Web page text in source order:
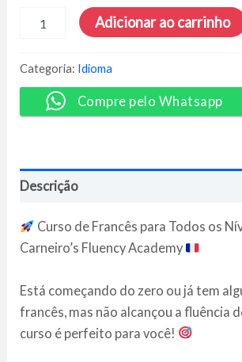
Academy:
-
Rhavi
Carneiro
quantidade
Adicionar ao carrinho
Categoria: Idioma
Compre pelo Whatsapp
Descrição
Curso de Francês para Todos os
Carneiro’s Fluency Academy
Está começando do zero ou já tem
francês, mas não alcançou a fluência
curso é perfeito para você!